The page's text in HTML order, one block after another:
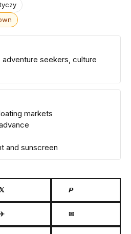
seekers, culture
markets
and sunscreen
𝙋
✉